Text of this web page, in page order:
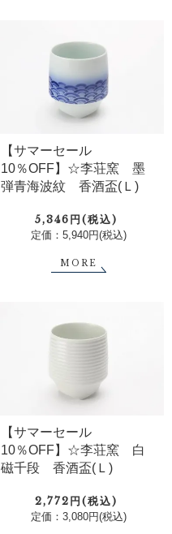
【サマーセール
10％OFF】☆李荘窯 墨
弾青海波紋 香酒盃(Ｌ)
5,346円(税込)
定価：5,940円(税込)
MORE
【サマーセール
10％OFF】☆李荘窯 白
磁千段 香酒盃(Ｌ)
2,772円(税込)
定価：3,080円(税込)